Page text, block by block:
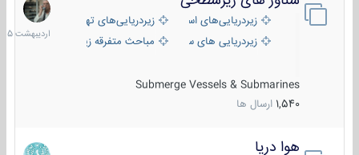
زیردریایی‌های استراتژیکزیردریایی‌های تهاجمی
زیردریایی های سبک
مباحث متفرقه زیرسطحی
Submerge Vessels & Submarines
1,540 ارسال ها
1405
هوا دریا
12